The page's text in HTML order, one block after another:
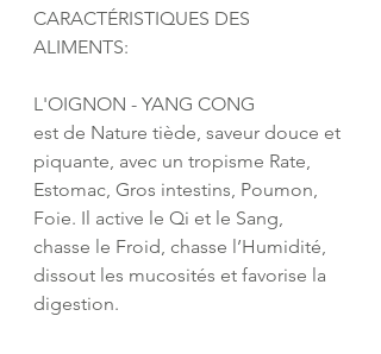
CARACTÉRISTIQUES DES
ALIMENTS:
L'OIGNON - YANG CONG
est de Nature tiède, saveur douce et
piquante, avec un tropisme Rate,
Estomac, Gros intestins, Poumon,
Foie. Il active le Qi et le Sang,
chasse le Froid, chasse l’Humidité,
dissout les mucosités et favorise la
digestion.